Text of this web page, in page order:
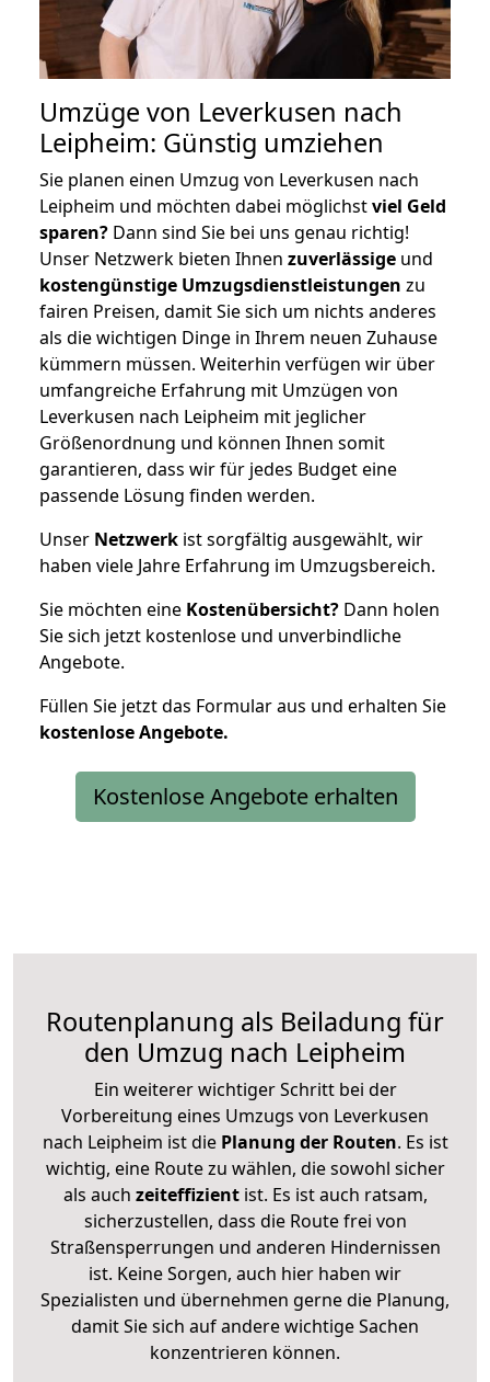
Umzüge von Leverkusen nach
Leipheim: Günstig umziehen
Sie planen einen Umzug von Leverkusen nach
Leipheim und möchten dabei möglichstviel Geld
sparen? Dann sind Sie bei uns genau richtig!
Unser Netzwerk bieten Ihnen zuverlässige und
kostengünstige Umzugsdienstleistungen zu
fairen Preisen, damit Sie sich um nichts anderes
als die wichtigen Dinge in Ihrem neuen Zuhause
kümmern müssen. Weiterhin verfügen wir über
umfangreiche Erfahrung mit Umzügen von
Leverkusen nach Leipheim mit jeglicher
Größenordnung und können Ihnen somit
garantieren, dass wir für jedes Budget eine
passende Lösung finden werden.
Unser Netzwerk ist sorgfältig ausgewählt, wir
haben viele Jahre Erfahrung im Umzugsbereich.
Sie möchten eine Kostenübersicht? Dann holen
Sie sich jetzt kostenlose und unverbindliche
Angebote.
Füllen Sie jetzt das Formular aus und erhalten Sie
kostenloseAngebote.
Kostenlose Angebote erhalten
Routenplanung als Beiladung für
den Umzug nach Leipheim
Ein weiterer wichtiger Schritt bei der
Vorbereitung eines Umzugs von Leverkusen
nach Leipheim ist diePlanung der Routen. Es ist
wichtig, eine Route zu wählen, die sowohl sicher
als auch zeiteffizientist. Es ist auch ratsam,
sicherzustellen, dass die Route frei von
Straßensperrungen und anderen Hindernissen
ist. Keine Sorgen, auch hier haben wir
Spezialisten und übernehmen gerne die Planung,
damit Sie sich auf andere wichtige Sachen
konzentrieren können.